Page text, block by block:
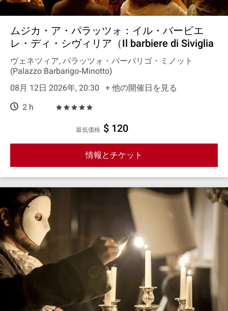
ムジカ・ア・パラッツォ：イル・バービエ
レ・ディ・シヴィリア（Il barbiere di Siviglia
ヴェネツィア, パラッツォ・バーバリゴ・ミノット
(Palazzo Barbarigo‐Minotto)
08月 12日 2026年, 20:30
+ 他の開催日を見る
2 h
最低価格 $ 120
情報とチケット